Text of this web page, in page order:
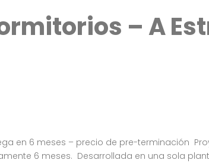
– A
en 6 meses – precio de pre-terminación
6 meses. Desarrollada en una sola